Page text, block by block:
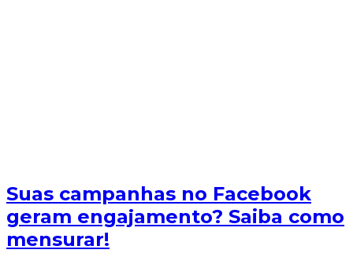
Suas campanhas no Facebook
geram engajamento? Saiba como
mensurar!